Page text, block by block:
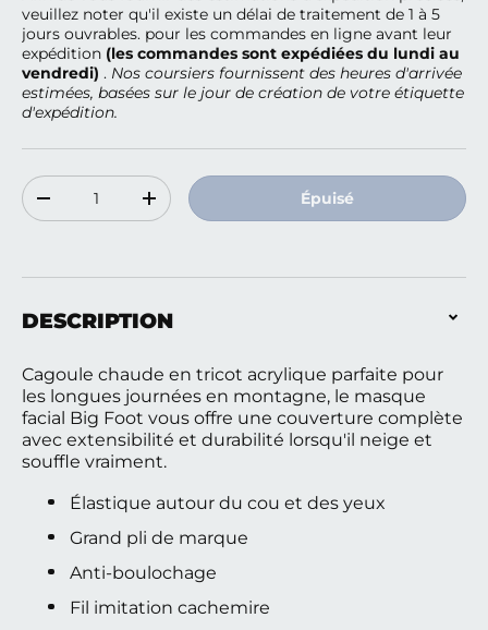
veuillez noter qu'il existe un délai de traitement de 1 à 5
jours ouvrables. pour les commandes en ligne avant leur
expédition (les commandes sont expédiées du lundi au
vendredi) . Nos coursiers fournissent des heures d'arrivée
estimées, basées sur le jour de création de votre étiquette
d'expédition.
Qté
Diminuer la quantitéAugmenter la quantité
Épuisé
DESCRIPTION
Cagoule chaude en tricot acrylique parfaite pour
les longues journées en montagne, le masque
facial Big Foot vous offre une couverture complète
avec extensibilité et durabilité lorsqu'il neige et
souffle vraiment.
Élastique autour du cou et des yeux
Grand pli de marque
Anti-boulochage
Fil imitation cachemire